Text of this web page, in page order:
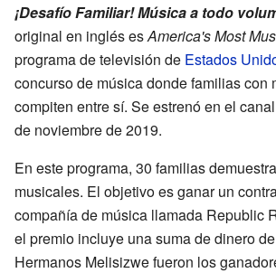
¡Desafío Familiar! Música a todo
original en inglés esAmerica's Most
programa de televisión de Estados
concurso de música donde familias con
compiten entre sí. Se estrenó en el canal
de noviembre de 2019.
En este programa, 30 familias
musicales. El objetivo es ganar un
compañía de música llamada Republic
el premio incluye una suma de dinero
Hermanos Melisizwe fueron los